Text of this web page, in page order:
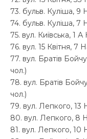
73. бульв. Куліша, 9
74. бульв. Куліша, 7
75. вул. Київська, 1
76. вул. 15 Квітня, 7
77. вул. Братів
чол.)
78. вул. Братів
чол.)
79. вул. Лепкого, 13
80. вул. Лепкого, 8
81. вул. Лепкого, 10